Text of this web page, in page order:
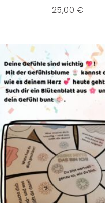
25,00€
IN DEN WARENKORB